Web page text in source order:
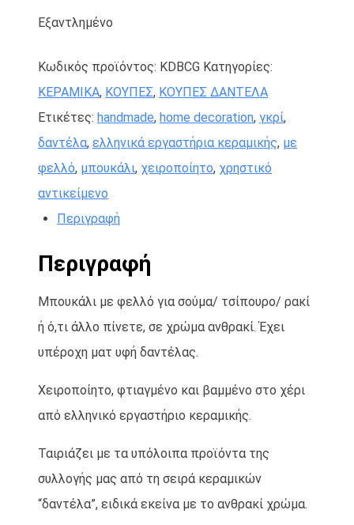
Εξαντλημένο
Κωδικός προϊόντος: KDBCG Κατηγορίες:
ΚΕΡΑΜΙΚΑ, ΚΟΥΠΕΣ, ΚΟΥΠΕΣ ΔΑΝΤΕΛΑ
Ετικέτες: handmade, home decoration, γκρί,
δαντέλα, ελληνικά εργαστήρια κεραμικής, με
φελλό, μπουκάλι, χειροποίητο, χρηστικό
αντικείμενο
Περιγραφή
Περιγραφή
Μπουκάλι με φελλό για σούμα/ τσίπουρο/ ρακί
ή ό,τι άλλο πίνετε, σε χρώμα ανθρακί. Έχει
υπέροχη ματ υφή δαντέλας.
Χειροποίητο, φτιαγμένο και βαμμένο στο χέρι
από ελληνικό εργαστήριο κεραμικής.
Ταιριάζει με τα υπόλοιπα προϊόντα της
συλλογής μας από τη σειρά κεραμικών
“δαντέλα”, ειδικά εκείνα με το ανθρακί χρώμα.